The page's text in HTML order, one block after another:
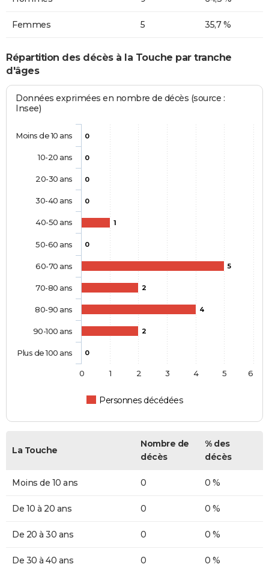
Femmes 5 35,7 %
Répartition des décès à la Touche par tranche
d'âges
Données exprimées en nombre de décès (source :
Insee)
0
0
0
0
1
0
5
2
4
2
0
Personnes décédées
Moins de 10 ans
10-20 ans
20-30 ans
30-40 ans
40-50 ans
50-60 ans
60-70 ans
70-80 ans
80-90 ans
90-100 ans
Plus de 100 ans
0 1 2 3 4 5 6
La Touche
Nombre de
décès
% des
décès
Moins de 10 ans 0 0 %
De 10 à 20 ans 0 0 %
De 20 à 30 ans 0 0 %
De 30 à 40 ans 0 0 %